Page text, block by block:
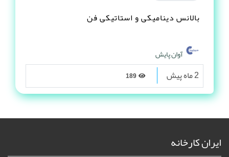
بالانس دینامیکی و استاتیکی فن
آوان پایش
2 ماه پیش
ایران کارخانه